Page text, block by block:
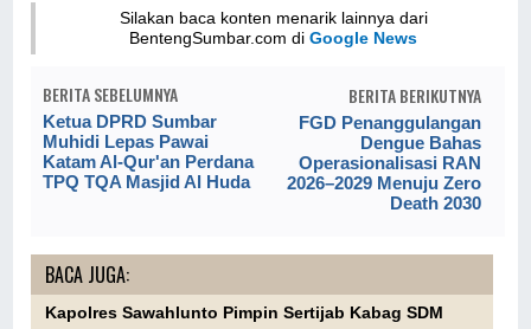
Silakan baca konten menarik lainnya dari
BentengSumbar.com diGoogle News
BERITA SEBELUMNYA
Ketua DPRD Sumbar
Muhidi Lepas Pawai
Katam Al-Qur'an Perdana
TPQ TQA Masjid Al Huda
BERITA BERIKUTNYA
FGD Penanggulangan
Dengue Bahas
Operasionalisasi RAN
2026–2029 Menuju Zero
Death 2030
BACA JUGA:
Kapolres Sawahlunto Pimpin Sertijab Kabag SDM